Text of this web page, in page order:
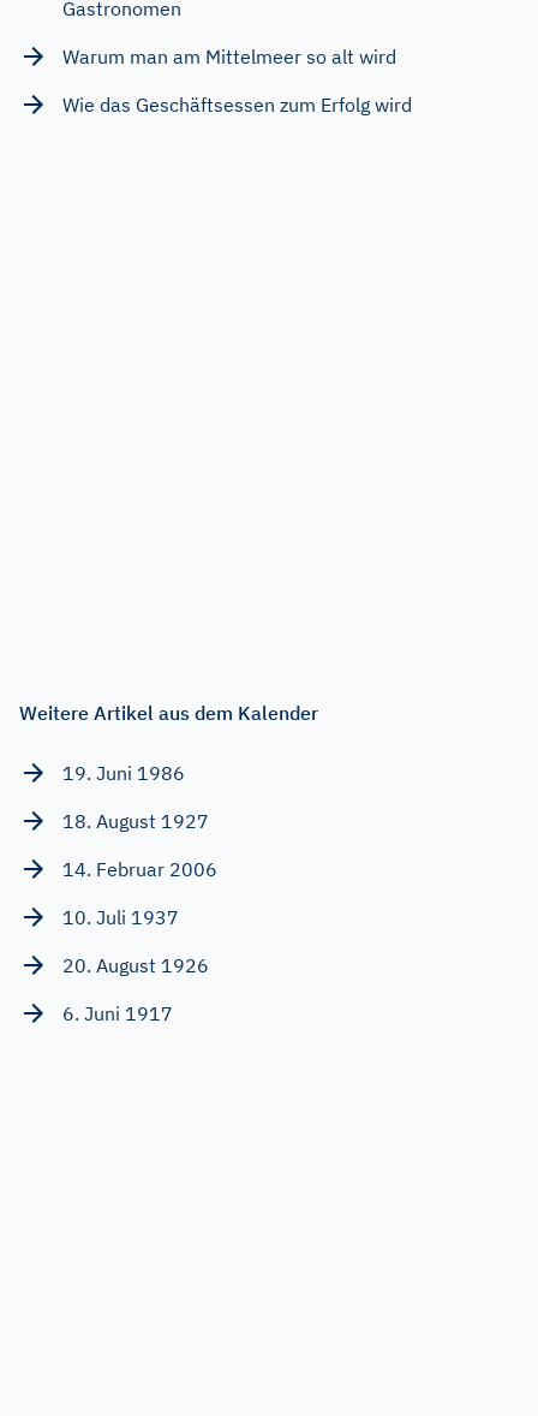
Gastronomen
Warum man am Mittelmeer so alt wird
Wie das Geschäftsessen zum Erfolg wird
Weitere Artikel aus dem Kalender
19. Juni 1986
18. August 1927
14. Februar 2006
10. Juli 1937
20. August 1926
6. Juni 1917